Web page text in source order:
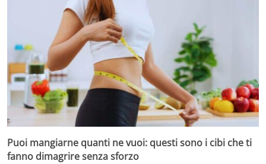
Puoi mangiarne quanti ne vuoi: questi sono i cibi che ti
fanno dimagrire senza sforzo